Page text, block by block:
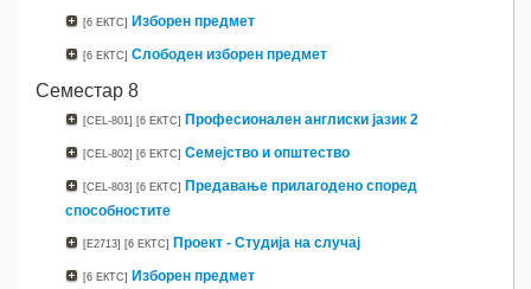
[6 ЕКТС] Изборен предмет
[6 ЕКТС] Слободен изборен предмет
Семестар 8
[CEL-801] [6 ЕКТС] Професионален англиски јазик 2
[CEL-802] [6 ЕКТС] Семејство и општество
[CEL-803] [6 ЕКТС]
Предавање прилагодено според
способностите
[E2713] [6 ЕКТС] Проект - Студија на случај
[6 ЕКТС] Изборен предмет